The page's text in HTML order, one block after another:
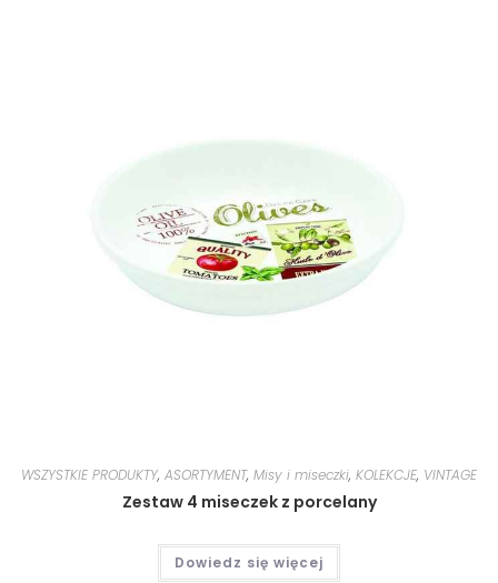
WSZYSTKIE PRODUKTY, ASORTYMENT, Misy i miseczki, KOLEKCJE, VINTAGE
Zestaw 4 miseczek z porcelany
Dowiedz się więcej